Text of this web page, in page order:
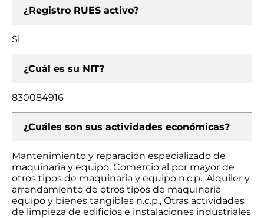
¿Registro RUES activo?
Si
¿Cuál es su NIT?
830084916
¿Cuáles son sus actividades económicas?
Mantenimiento y reparación especializado de
maquinaria y equipo, Comercio al por mayor de
otros tipos de maquinaria y equipo n.c.p., Alquiler y
arrendamiento de otros tipos de maquinaria
equipo y bienes tangibles n.c.p., Otras actividades
de limpieza de edificios e instalaciones industriales